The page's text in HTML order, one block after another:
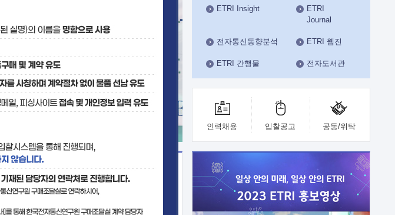
기획본부
사업화본부
행정본부
대외협력부
ETRI Insight
ETRI
Journal
전자통신동향분석 ETRI 웹진
ETRI 간행물 전자도서관
인력채용 입찰공고 공동/위탁
기술사업화플랫폼/기술이전
기술예고 중소기업 지원